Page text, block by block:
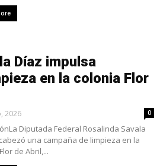
Díaz impulsa
en la colonia Flor
2026 0
Diputada Federal Rosalinda Savala
una campaña de limpieza en la
de Abril,...